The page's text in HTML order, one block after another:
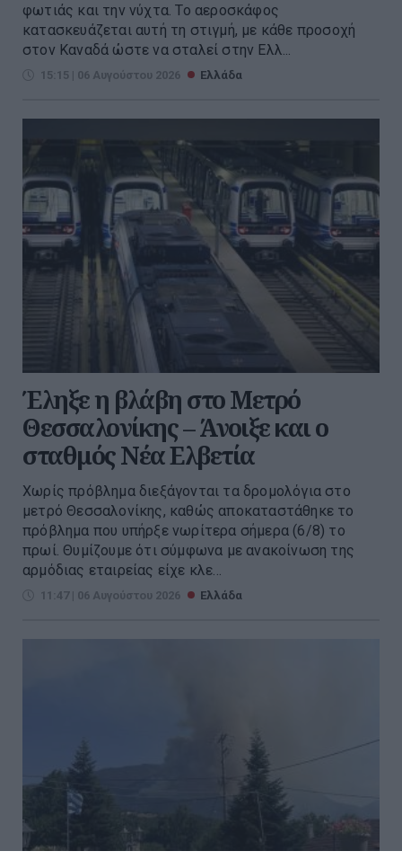
φωτιάς και την νύχτα. Το αεροσκάφος
κατασκευάζεται αυτή τη στιγμή, με κάθε προσοχή
στον Καναδά ώστε να σταλεί στην Ελλ...
15:15 | 06 Αυγούστου 2026 Ελλάδα
Έληξε η βλάβη στο Μετρό
Θεσσαλονίκης – Άνοιξε και ο
σταθμός Νέα Ελβετία
Χωρίς πρόβλημα διεξάγονται τα δρομολόγια στο
μετρό Θεσσαλονίκης, καθώς αποκαταστάθηκε το
πρόβλημα που υπήρξε νωρίτερα σήμερα (6/8) το
πρωί. Θυμίζουμε ότι σύμφωνα με ανακοίνωση της
αρμόδιας εταιρείας είχε κλε...
11:47 | 06 Αυγούστου 2026 Ελλάδα